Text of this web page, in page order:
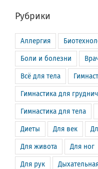
Рубрики
Аллергия
Боли и болезни
Всё для тела
Гимнастика для
Гимнастика для тела
Диеты Для век
Для живота Для ног
Для рук